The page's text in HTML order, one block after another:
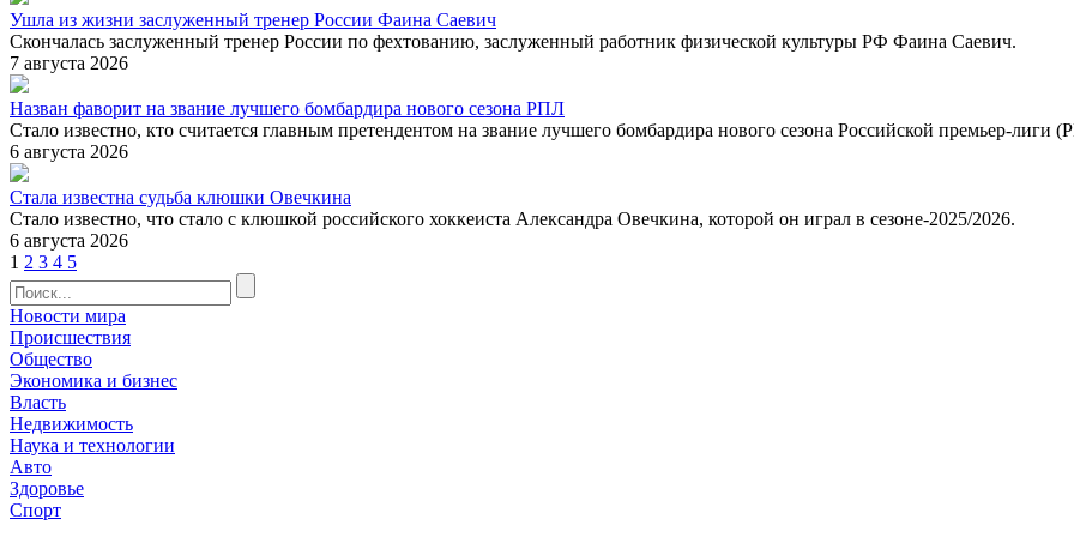
Ушла из жизни заслуженный тренер России Фаина Саевич
Скончалась заслуженный тренер России по фехтованию, заслуженный работник физической культуры РФ Фаина Саевич.
7 августа 2026
Назван фаворит на звание лучшего бомбардира нового сезона РПЛ
Стало известно, кто считается главным претендентом на звание лучшего бомбардира нового сезона Российской премьер-лиги
6 августа 2026
Стала известна судьба клюшки Овечкина
Стало известно, что стало с клюшкой российского хоккеиста Александра Овечкина, которой он играл в сезоне-2025/2026.
6 августа 2026
1 2 3 4 5
Новости мира
Происшествия
Общество
Экономика и бизнес
Власть
Недвижимость
Наука и технологии
Авто
Здоровье
Спорт